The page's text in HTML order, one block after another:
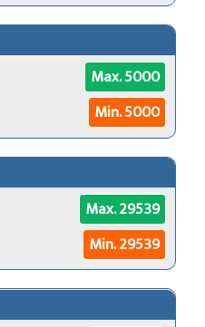
Max. 5000
Min. 5000
Max. 29539
Min. 29539